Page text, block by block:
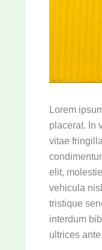
Lorem
placerat. In
vitae
elit,
vehicula
tristique
interdum
ultrices